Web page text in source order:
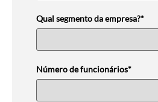
Qual segmento da empresa?*
Número de funcionários*